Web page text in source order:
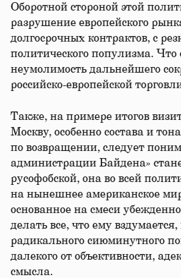
Оборотной стороной этой
разрушение европейского
долгосрочных контрактов, с
политического популизма. Что
неумолимость дальнейшего
российско-европейской
Также, на примере итогов
Москву, особенно состава и
по возвращении, следует
администрации Байдена»
русофобской, она во всей
на нынешнее американское
основанное на смеси
делать все, что ему
радикального сиюминутного
далекого от объективности,
смысла.